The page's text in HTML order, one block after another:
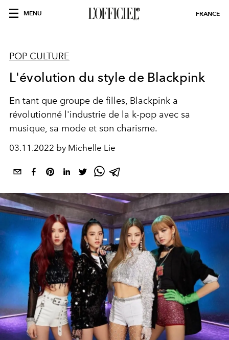
MENU FRANCE
POP CULTURE
L'évolution du style de Blackpink
En tant que groupe de filles, Blackpink a
révolutionné l'industrie de la k-pop avec sa
musique, sa mode et son charisme.
03.11.2022 by Michelle Lie